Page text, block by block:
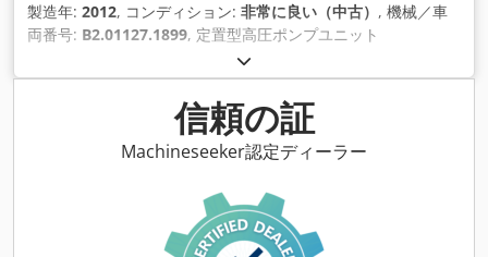
製造年: 2012, コンディション: 非常に良い（中古） , 機械／車
両番号: B2.01127.1899, 定置型高圧ポンプユニット
Hammelmann HDP 127 をベースフレームに設置。似ている
が、カマット、ウラッカ、ウォマがない。 ポンプ形式：HDP
127 動作圧力：650bar 吐出量：72リットル／分 Dkjdpfx
Aqeix I H Ueqjr 駆動速度： 1500rpm 駆動力：87 kW EMK
KAE2G280M-4B3E3K 電気モーター 90 kW、IP55、IE3付き 圧
1,700x850x1,350mm 重量：約1,200kg 建設年：2012年 状態:
非常に良好な中古品状態です。
信頼の証
Machineseeker認定ディーラー